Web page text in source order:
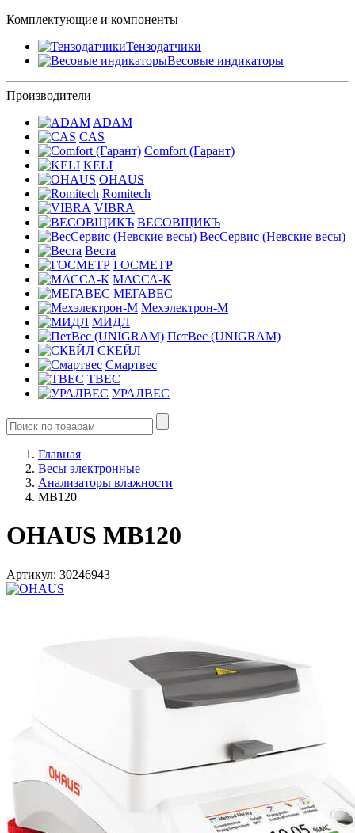
Комплектующие и компоненты
Тензодатчики
Весовые индикаторы
Производители
ADAM
CAS
Comfort (Гарант)
KELI
OHAUS
Romitech
VIBRA
ВЕСОВЩИКЪ
ВесСервис (Невские весы)
Веста
ГОСМЕТР
МАССА-К
МЕГАВЕС
Мехэлектрон-М
МИДЛ
ПетВес (UNIGRAM)
СКЕЙЛ
Смартвес
ТВЕС
УРАЛВЕС
Главная
Весы электронные
Анализаторы влажности
MB120
OHAUS MB120
Артикул: 30246943